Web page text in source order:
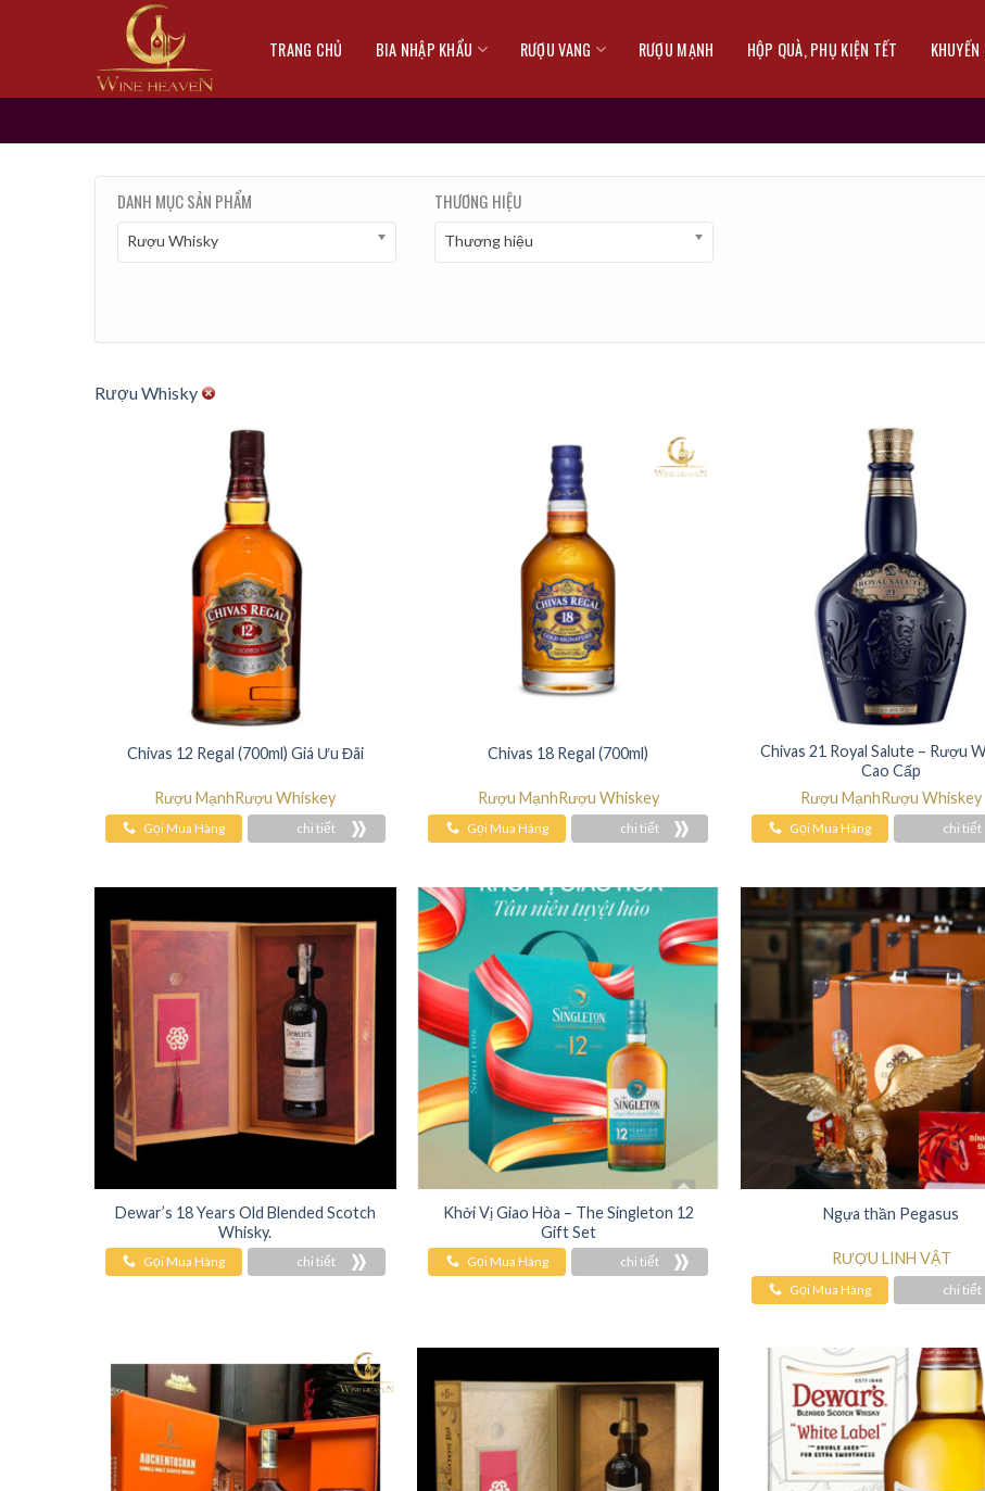
TRANG CHỦ BIA NHẬP KHẨU RƯỢU VANG RƯỢU MẠNH HỘP QUÀ, PHỤ KIỆN TẾT
DANH MỤC SẢN PHẨM
Rượu Whisky
THƯƠNG HIỆU
Thương hiệu
Rượu Whisky
Chivas 12 Regal (700ml) Giá Ưu Đãi
Rượu MạnhRượu Whiskey
Gọi Mua Hàng chi tiết
Chivas 18 Regal (700ml)
Rượu MạnhRượu Whiskey
Gọi Mua Hàng chi tiết
Chivas 21 Royal Salute – Rượu
Cao Cấp
Rượu MạnhRượu Whiskey
Gọi Mua Hàng chi tiết
Dewar’s 18 Years Old Blended Scotch
Whisky.
Gọi Mua Hàng chi tiết
Khởi Vị Giao Hòa – The Singleton 12
Gift Set
Gọi Mua Hàng chi tiết
Ngựa thần Pegasus
RƯỢU LINH VẬT
Gọi Mua Hàng chi tiết